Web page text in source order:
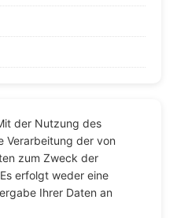
der Nutzung des
Verarbeitung der von
zum Zweck der
erfolgt weder eine
Ihrer Daten an